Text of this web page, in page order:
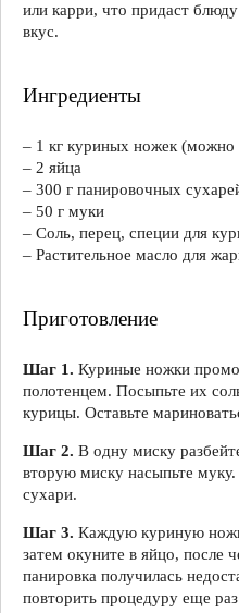
или карри, что придаст
вкус.
Ингредиенты
– 1 кг куриных ножек (можно
– 2 яйца
– 300 г панировочных
– 50 г муки
– Соль, перец, специи для
– Растительное масло для
Приготовление
Шаг 1. Куриные ножки
полотенцем. Посыпьте их
курицы. Оставьте
Шаг 2. В одну миску
вторую миску насыпьте
сухари.
Шаг 3. Каждую куриную
затем окуните в яйцо, после
панировка получилась
повторить процедуру еще